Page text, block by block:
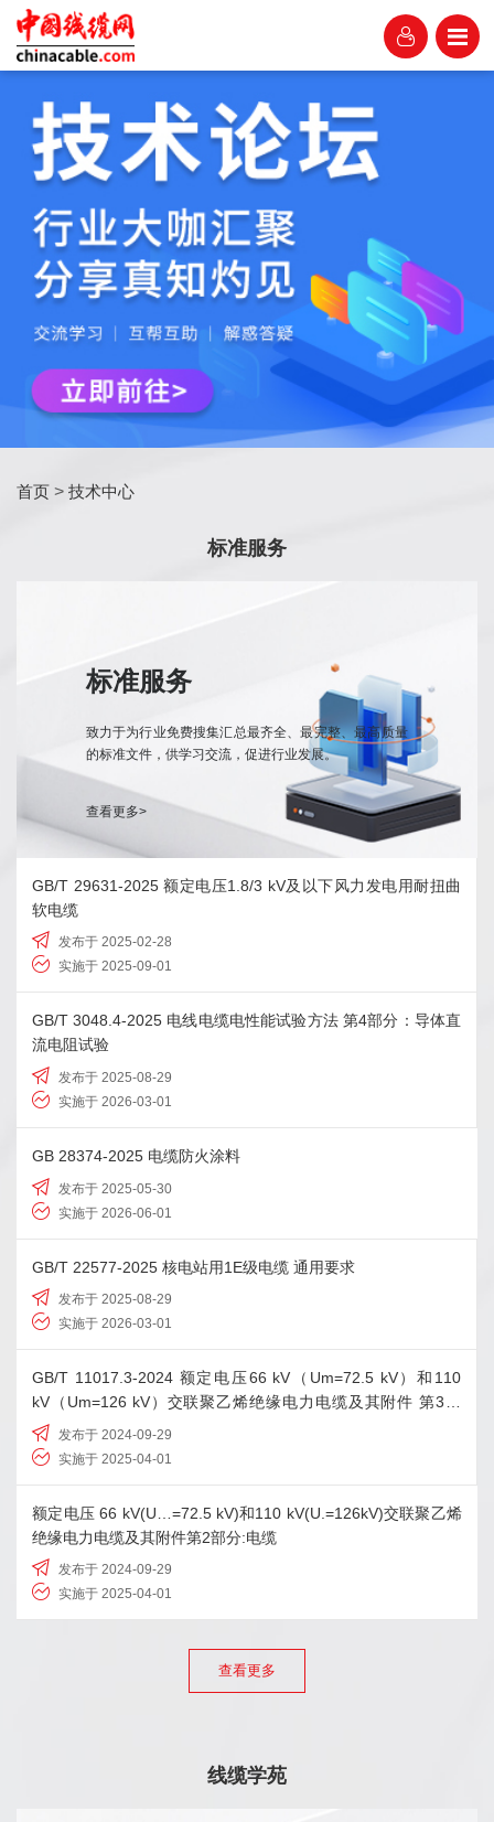
首页 > 技术中心
标准服务
标准服务
致力于为行业免费搜集汇总最齐全、最完整、最高质量
的标准文件，供学习交流，促进行业发展。
查看更多>
GB/T 29631-2025 额定电压1.8/3 kV及以下风力发电用耐扭曲
软电缆
发布于 2025-02-28
实施于 2025-09-01
GB/T 3048.4-2025 电线电缆电性能试验方法 第4部分：导体直
流电阻试验
发布于 2025-08-29
实施于 2026-03-01
GB 28374-2025 电缆防火涂料
发布于 2025-05-30
实施于 2026-06-01
GB/T 22577-2025 核电站用1E级电缆 通用要求
发布于 2025-08-29
实施于 2026-03-01
GB/T 11017.3-2024 额定电压66 kV（Um=72.5 kV）和110
kV（Um=126 kV）交联聚乙烯绝缘电力电缆及其附件 第3部
分：电缆附件
发布于 2024-09-29
实施于 2025-04-01
额定电压 66 kV(U…=72.5 kV)和110 kV(U.=126kV)交联聚乙烯
绝缘电力电缆及其附件第2部分:电缆
发布于 2024-09-29
实施于 2025-04-01
查看更多
线缆学苑